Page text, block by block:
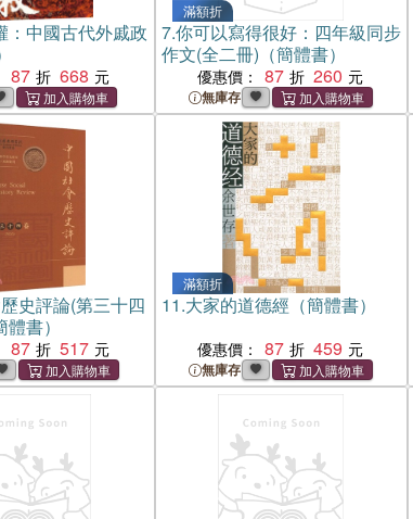
：中國古代外戚政
87 668
滿額折
7.你可以寫得很好：四年級同步
作文(全二冊)（簡體書）
優惠價： 87 260
無庫存
史評論(第三十四
書）
87 517
滿額折
11.大家的道德經（簡體書）
優惠價： 87 459
無庫存